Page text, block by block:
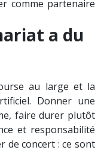
comme partenaire
a du
au large et la
Donner une
faire durer plutôt
et responsabilité
de concert : ce sont